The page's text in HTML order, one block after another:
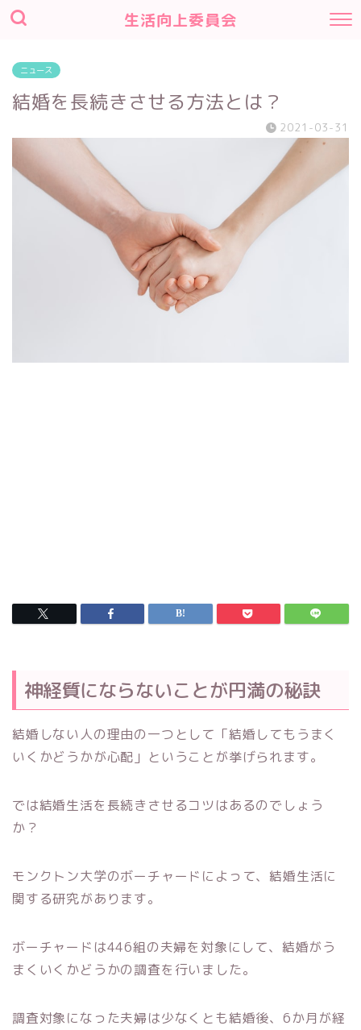
生活向上委員会
ニュース
結婚を長続きさせる方法とは？
2021-03-31
神経質にならないことが円満の秘訣
結婚しない人の理由の一つとして「結婚してもうまく
いくかどうかが心配」ということが挙げられます。
では結婚生活を長続きさせるコツはあるのでしょう
か？
モンクトン大学のボーチャードによって、結婚生活に
関する研究があります。
ボーチャードは446組の夫婦を対象にして、結婚がう
まくいくかどうかの調査を行いました。
調査対象になった夫婦は少なくとも結婚後、6か月が経